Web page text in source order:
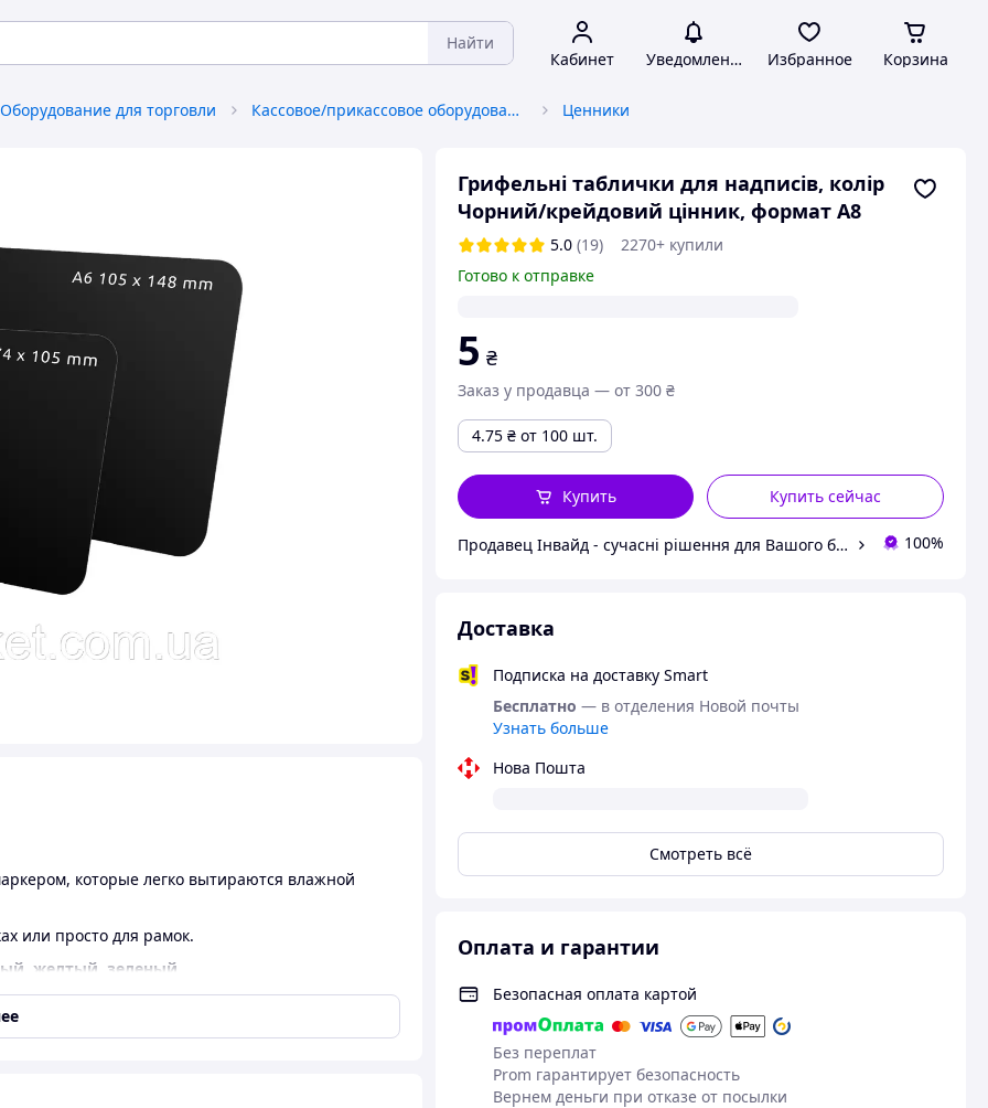
Найти
Кабинет Уведомления Избранное Корзина
Оборудование для торговли Кассовое/прикассовое оборудование Ценники
Грифельні таблички для надписів, колір
Чорний/крейдовий цінник, формат А8
5.0 (19)
2270+ купили
Готово к отправке
5 ₴
Заказ у продавца — от 300 ₴
4.75 ₴ от 100 шт.
Купить сейчас
Купить
Продавец Інвайд - сучасні рішення для Вашого бізнесу! 100%
Доставка
Подписка на доставку Smart
Бесплатно — в отделения Новой почты
Узнать больше
Нова Пошта
Смотреть всё
Оплата и гарантии
Безопасная оплата картой
Без переплат
Prom гарантирует безопасность
Вернем деньги при отказе от посылки
которые легко вытираются влажной
или просто для рамок.
желтый, зеленый.